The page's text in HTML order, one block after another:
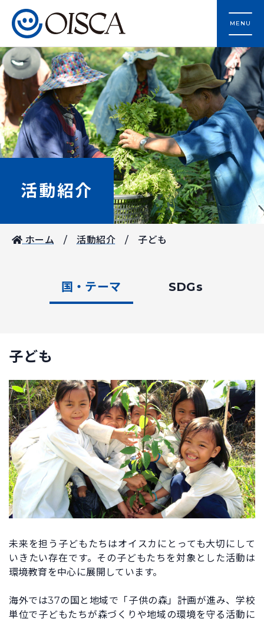
MENU
活動紹介
ホーム 活動紹介 子ども
国・テーマ SDGs
子ども
未来を担う子どもたちはオイスカにとっても大切にして
いきたい存在です。その子どもたちを対象とした活動は
環境教育を中心に展開しています。
海外では37の国と地域で「子供の森」計画が進み、学校
単位で子どもたちが森づくりや地域の環境を守る活動に